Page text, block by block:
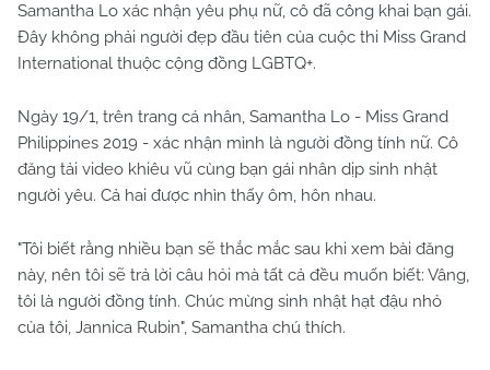
Samantha Lo xác nhận yêu phụ nữ, cô đã công khai bạn gái.
Đây không phải người đẹp đầu tiên của cuộc thi Miss Grand
International thuộc cộng đồng LGBTQ+.
Ngày 19/1, trên trang cá nhân, Samantha Lo - Miss Grand
Philippines 2019 - xác nhận mình là người đồng tính nữ. Cô
đăng tải video khiêu vũ cùng bạn gái nhân dịp sinh nhật
người yêu. Cả hai được nhìn thấy ôm, hôn nhau.
"Tôi biết rằng nhiều bạn sẽ thắc mắc sau khi xem bài đăng
này, nên tôi sẽ trả lời câu hỏi mà tất cả đều muốn biết: Vâng,
tôi là người đồng tính. Chúc mừng sinh nhật hạt đậu nhỏ
của tôi, Jannica Rubin", Samantha chú thích.